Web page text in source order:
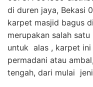
di duren jaya, Bekasi
karpet masjid bagus
merupakan salah
untuk alas , karpet
permadani atau
tengah, dari mulai